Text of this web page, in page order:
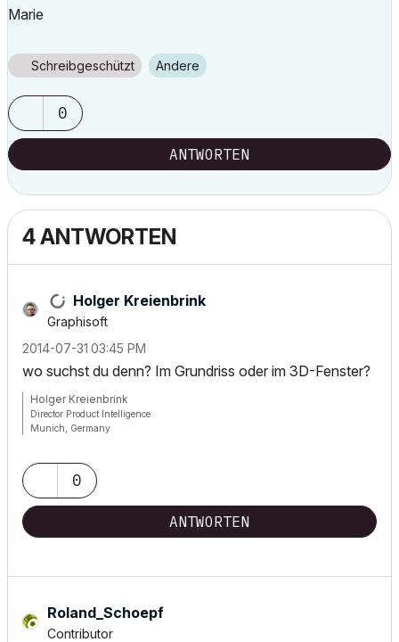
Marie
Schreibgeschützt Andere
0
ANTWORTEN
4 ANTWORTEN
Holger Kreienbrink
Graphisoft
‎2014-07-31 03:45 PM
wo suchst du denn? Im Grundriss oder im 3D-Fenster?
Holger Kreienbrink
Director Product Intelligence
Munich, Germany
0
ANTWORTEN
Roland_Schoepf
Contributor